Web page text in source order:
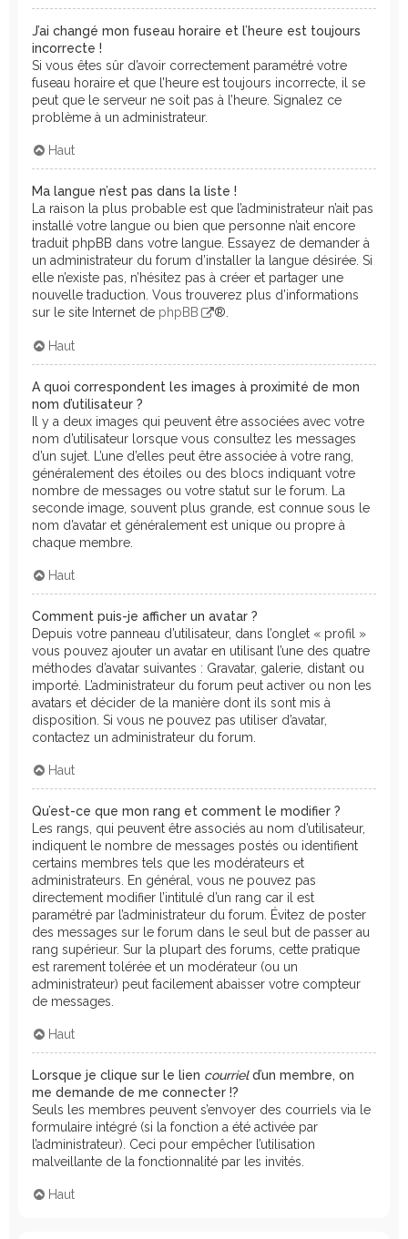
J’ai changé mon fuseau horaire et l’heure est toujours
incorrecte !
Si vous êtes sûr d’avoir correctement paramétré votre
fuseau horaire et que l’heure est toujours incorrecte, il se
peut que le serveur ne soit pas à l’heure. Signalez ce
problème à un administrateur.
Haut
Ma langue n’est pas dans la liste !
La raison la plus probable est que l’administrateur n’ait pas
installé votre langue ou bien que personne n’ait encore
traduit phpBB dans votre langue. Essayez de demander à
un administrateur du forum d’installer la langue désirée. Si
elle n’existe pas, n’hésitez pas à créer et partager une
nouvelle traduction. Vous trouverez plus d’informations
sur le site Internet de phpBB ®.
Haut
A quoi correspondent les images à proximité de mon
nom d’utilisateur ?
Il y a deux images qui peuvent être associées avec votre
nom d’utilisateur lorsque vous consultez les messages
d’un sujet. L’une d’elles peut être associée à votre rang,
généralement des étoiles ou des blocs indiquant votre
nombre de messages ou votre statut sur le forum. La
seconde image, souvent plus grande, est connue sous le
nom d’avatar et généralement est unique ou propre à
chaque membre.
Haut
Comment puis-je afficher un avatar ?
Depuis votre panneau d’utilisateur, dans l’onglet « profil »
vous pouvez ajouter un avatar en utilisant l’une des quatre
méthodes d’avatar suivantes : Gravatar, galerie, distant ou
importé. L’administrateur du forum peut activer ou non les
avatars et décider de la manière dont ils sont mis à
disposition. Si vous ne pouvez pas utiliser d’avatar,
contactez un administrateur du forum.
Haut
Qu’est-ce que mon rang et comment le modifier ?
Les rangs, qui peuvent être associés au nom d’utilisateur,
indiquent le nombre de messages postés ou identifient
certains membres tels que les modérateurs et
administrateurs. En général, vous ne pouvez pas
directement modifier l’intitulé d’un rang car il est
paramétré par l’administrateur du forum. Évitez de poster
des messages sur le forum dans le seul but de passer au
rang supérieur. Sur la plupart des forums, cette pratique
est rarement tolérée et un modérateur (ou un
administrateur) peut facilement abaisser votre compteur
de messages.
Haut
Lorsque je clique sur le lien courrield’un membre, on
me demande de me connecter !?
Seuls les membres peuvent s’envoyer des courriels via le
formulaire intégré (si la fonction a été activée par
l’administrateur). Ceci pour empêcher l’utilisation
malveillante de la fonctionnalité par les invités.
Haut